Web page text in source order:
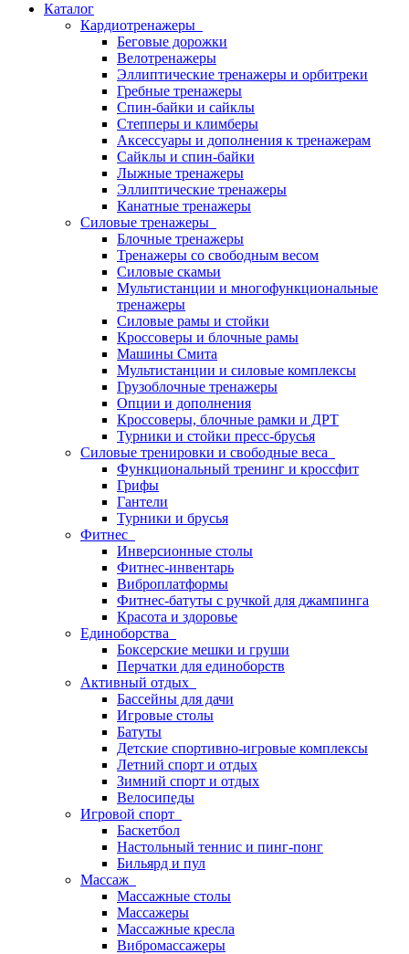
Каталог
Кардиотренажеры
Беговые дорожки
Велотренажеры
Эллиптические тренажеры и орбитреки
Гребные тренажеры
Спин-байки и сайклы
Степперы и климберы
Аксессуары и дополнения к тренажерам
Сайклы и спин-байки
Лыжные тренажеры
Эллиптические тренажеры
Канатные тренажеры
Силовые тренажеры
Блочные тренажеры
Тренажеры со свободным весом
Силовые скамьи
Мультистанции и многофункциональные
тренажеры
Силовые рамы и стойки
Кроссоверы и блочные рамы
Машины Смита
Мультистанции и силовые комплексы
Грузоблочные тренажеры
Опции и дополнения
Кроссоверы, блочные рамки и ДРТ
Турники и стойки пресс-брусья
Силовые тренировки и свободные веса
Функциональный тренинг и кроссфит
Грифы
Гантели
Турники и брусья
Фитнес
Инверсионные столы
Фитнес-инвентарь
Виброплатформы
Фитнес-батуты с ручкой для джампинга
Красота и здоровье
Единоборства
Боксерские мешки и груши
Перчатки для единоборств
Активный отдых
Бассейны для дачи
Игровые столы
Батуты
Детские спортивно-игровые комплексы
Летний спорт и отдых
Зимний спорт и отдых
Велосипеды
Игровой спорт
Баскетбол
Настольный теннис и пинг-понг
Бильярд и пул
Массаж
Массажные столы
Массажеры
Массажные кресла
Вибромассажеры